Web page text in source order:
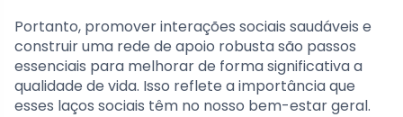
Portanto, promover interações sociais saudáveis e
construir uma rede de apoio robusta são passos
essenciais para melhorar de forma significativa a
qualidade de vida. Isso reflete a importância que
esses laços sociais têm no nosso bem-estar geral.